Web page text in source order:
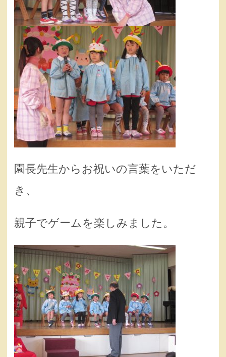
園長先生からお祝いの言葉をいただ
き、
親子でゲームを楽しみました。